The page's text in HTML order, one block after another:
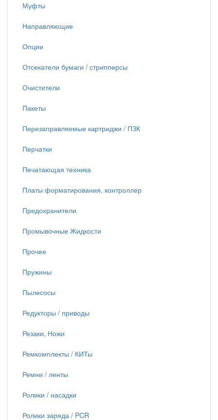
Муфты
Направляющие
Опции
Отсекатели бумаги / стрипперсы
Очистители
Пакеты
Перезаправляемые картриджи / ПЗК
Перчатки
Печатающая техника
Платы форматирования, контроллер
Предохранители
Промывочные Жидкости
Прочее
Пружины
Пылесосы
Редукторы / приводы
Резаки, Ножи
Ремкомплекты / КИТы
Ремни / ленты
Ролики / насадки
Ролики заряда / PCR